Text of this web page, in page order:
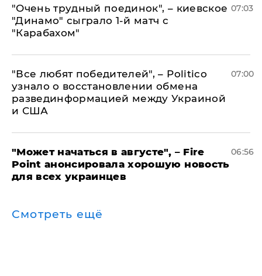
"Очень трудный поединок", – киевское
"Динамо" сыграло 1-й матч с
"Карабахом"
07:03
​"Все любят победителей", – Politico
узнало о восстановлении обмена
развединформацией между Украиной
и США
07:00
"Может начаться в августе", – Fire
Point анонсировала хорошую новость
для всех украинцев
06:56
Смотреть ещё